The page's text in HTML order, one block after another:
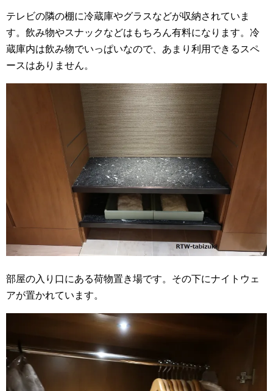
テレビの隣の棚に冷蔵庫やグラスなどが収納されていま
す。飲み物やスナックなどはもちろん有料になります。冷
蔵庫内は飲み物でいっぱいなので、あまり利用できるスペ
ースはありません。
部屋の入り口にある荷物置き場です。その下にナイトウェ
アが置かれています。